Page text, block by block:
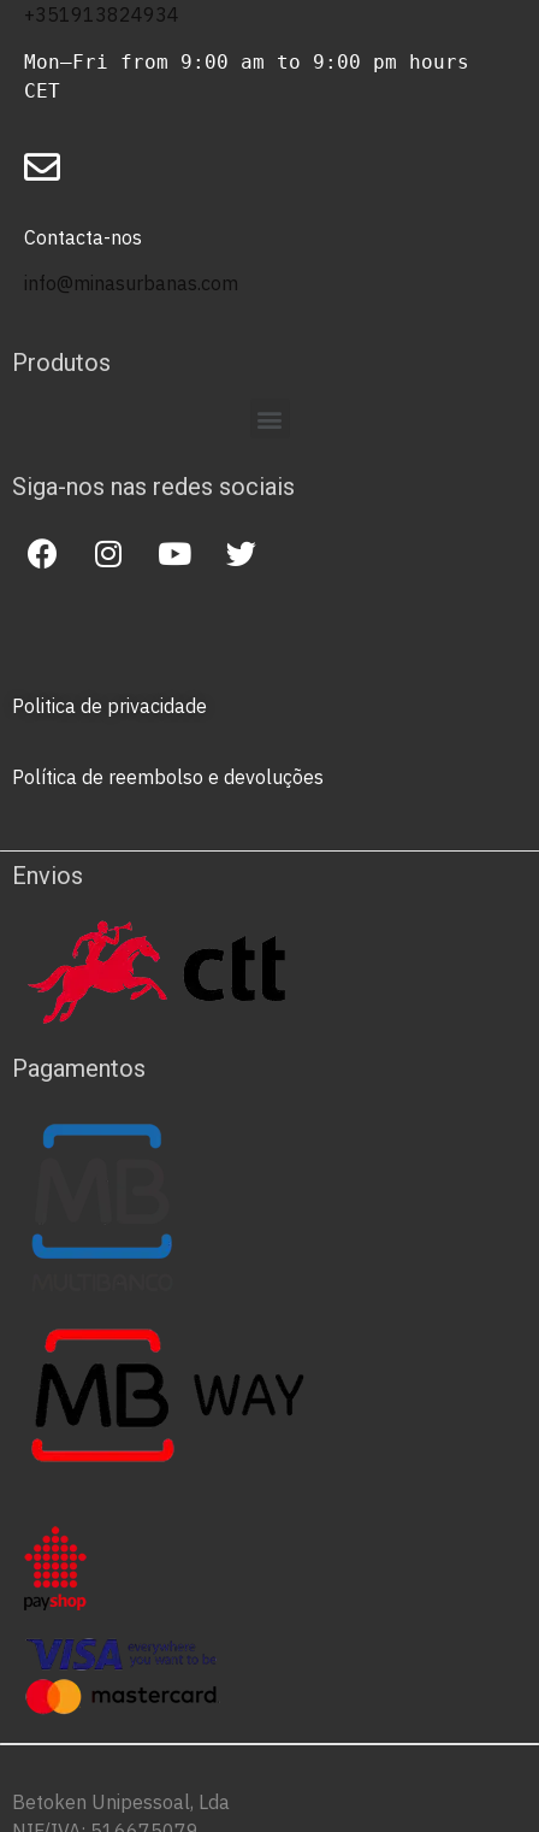
+351913824934
Mon–Fri from 9:00 am to 9:00 pm hours
CET
Contacta-nos
info@minasurbanas.com
Produtos
Siga-nos nas redes sociais
Politica de privacidade
Política de reembolso e devoluções
Envios
Pagamentos
Betoken Unipessoal, Lda